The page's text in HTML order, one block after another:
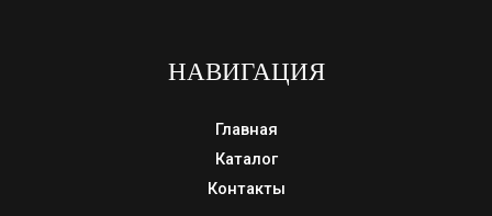
НАВИГАЦИЯ
Главная
Каталог
Контакты